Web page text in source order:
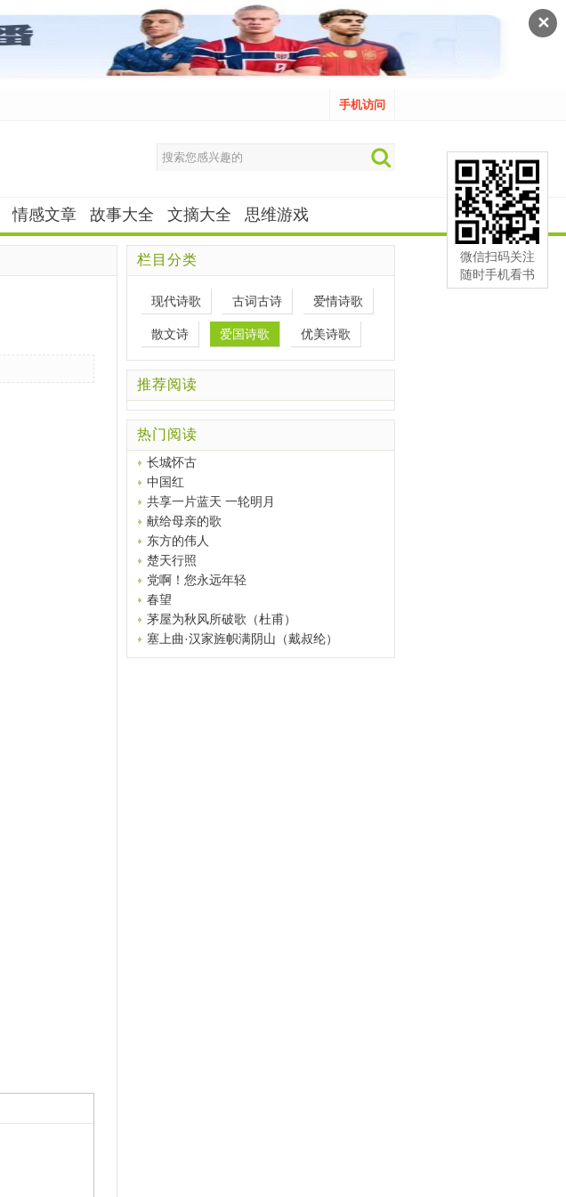
✕
手机访问
情感文章 故事大全 文摘大全 思维游戏
栏目分类
现代诗歌 古词古诗 爱情诗歌
散文诗 爱国诗歌 优美诗歌
推荐阅读
热门阅读
长城怀古
中国红
共享一片蓝天 一轮明月
献给母亲的歌
东方的伟人
楚天行照
党啊！您永远年轻
春望
茅屋为秋风所破歌（杜甫）
塞上曲·汉家旌帜满阴山（戴叔纶）
微信扫码关注
随时手机看书